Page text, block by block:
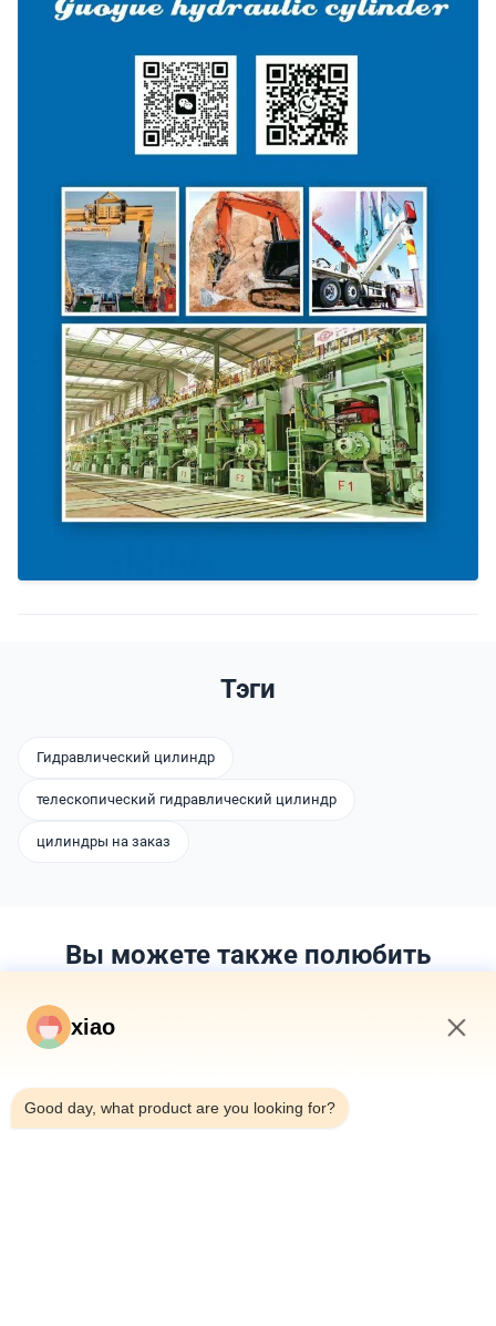
Тэги
Гидравлический цилиндр
телескопический гидравлический цилиндр
цилиндры на заказ
Вы можете также полюбить
xiao
Good day, what product are you looking for?